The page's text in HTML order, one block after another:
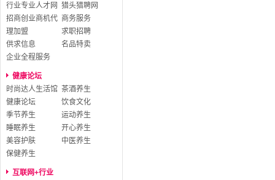
行业专业人才网 猎头猎聘网
招商创业商机代
理加盟
商务服务
求职招聘
供求信息
名品特卖
企业全程服务
健康论坛
时尚达人生活馆 茶酒养生
健康论坛
饮食文化
季节养生
运动养生
睡眠养生
开心养生
美容护肤
中医养生
保健养生
互联网+行业